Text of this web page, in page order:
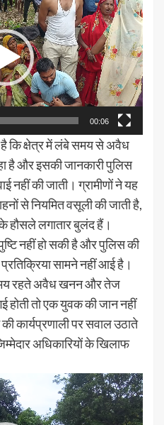
00:06
है कि क्षेत्र में लंबे समय से अवैध
है और इसकी जानकारी पुलिस
नहीं की जाती। ग्रामीणों ने यह
से नियमित वसूली की जाती है,
लगातार बुलंद हैं।
नहीं हो सकी है और पुलिस की
सामने नहीं आई है।
रहते अवैध खनन और तेज
होती तो एक युवक की जान नहीं
कार्यप्रणाली पर सवाल उठाते
अधिकारियों के खिलाफ